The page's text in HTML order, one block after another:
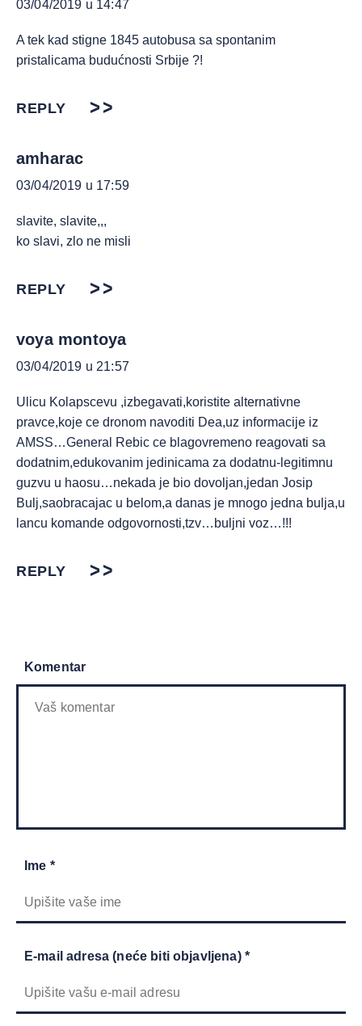
03/04/2019 u 14:47
A tek kad stigne 1845 autobusa sa spontanim
pristalicama budućnosti Srbije ?!
REPLY
amharac
03/04/2019 u 17:59
slavite, slavite,,,
ko slavi, zlo ne misli
REPLY
voya montoya
03/04/2019 u 21:57
Ulicu Kolapscevu ,izbegavati,koristite alternativne
pravce,koje ce dronom navoditi Dea,uz informacije iz
AMSS…General Rebic ce blagovremeno reagovati sa
dodatnim,edukovanim jedinicama za dodatnu-legitimnu
guzvu u haosu…nekada je bio dovoljan,jedan Josip
Bulj,saobracajac u belom,a danas je mnogo jedna bulja,u
lancu komande odgovornosti,tzv…buljni voz…!!!
REPLY
Komentar
Ime *
E-mail adresa (neće biti objavljena) *